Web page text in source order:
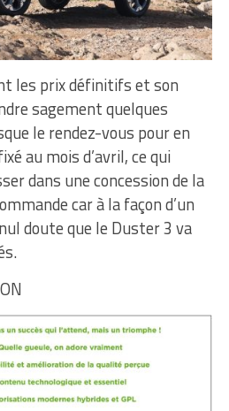
les prix définitifs et son
sagement quelques
le rendez-vous pour en
au mois d’avril, ce qui
dans une concession de la
car à la façon d’un
doute que le Duster 3 va